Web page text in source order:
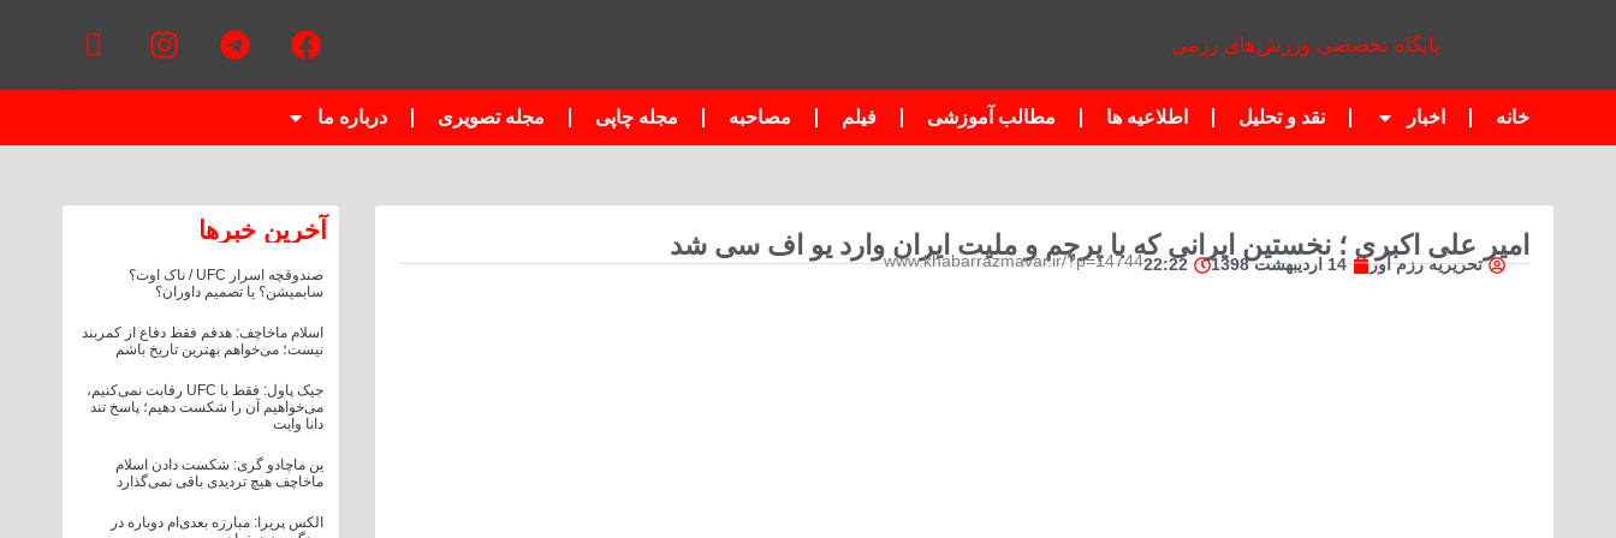
پایگاه تخصصی ورزش‌های رزمی
خانه اخبار نقد و تحلیل اطلاعیه ها مطالب آموزشی فیلم مصاحبه مجله چاپی مجله تصویری درباره ما
امیر علی اکبری ؛ نخستین ایرانی که با پرچم و ملیت ایران وارد یو اف سی شد
تحریریه رزم آور 14 اردیبهشت 1398 22:22
www.khabarrazmavar.ir/?p=14744
آخرین خبر‌‌ها
صندوقچه اسرار UFC / ناک اوت؟
سابمیشن؟ یا تصمیم داوران؟
اسلام ماخاچف: هدفم فقط دفاع از کمربند
نیست؛ می‌خواهم بهترین تاریخ باشم
جیک پاول: فقط با UFC رقابت نمی‌کنیم،
می‌خواهیم آن را شکست دهیم؛ پاسخ تند
دانا وایت
ین ماچادو گری: شکست دادن اسلام
ماخاچف هیچ تردیدی باقی نمی‌گذارد
الکس پریرا: مبارزه بعدی‌ام دوباره در